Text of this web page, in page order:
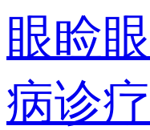
眼睑
病诊